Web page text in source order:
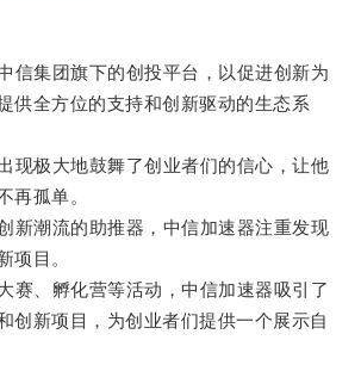
集团旗下的创投平台，以促进创新为
供全方位的支持和创新驱动的生态系
极大地鼓舞了创业者们的信心，让他
再孤单。
潮流的助推器，中信加速器注重发现
项目。
、孵化营等活动，中信加速器吸引了
创新项目，为创业者们提供一个展示自